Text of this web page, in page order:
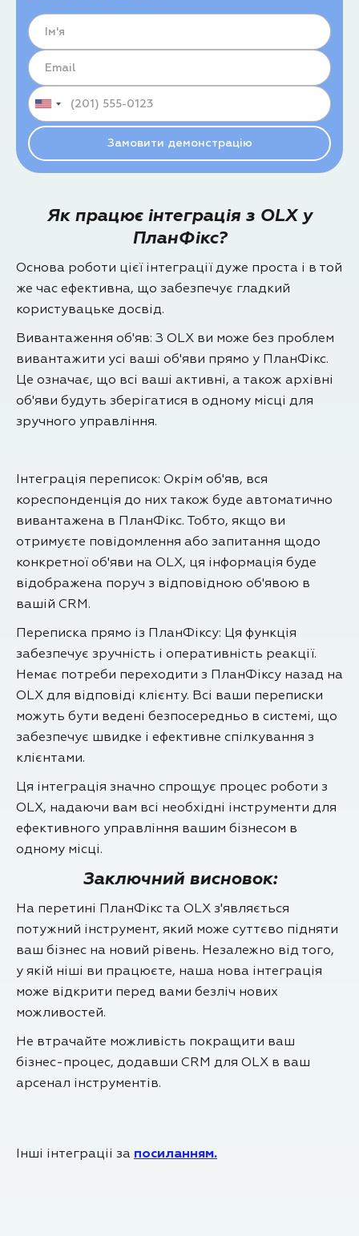
Як працює інтеграція з OLX у
ПланФікс?
Основа роботи цієї інтеграції дуже проста і в той
же час ефективна, що забезпечує гладкий
користувацьке досвід.
Вивантаження об'яв: З OLX ви може без проблем
вивантажити усі ваші об'яви прямо у ПланФікс.
Це означає, що всі ваші активні, а також архівні
об'яви будуть зберігатися в одному місці для
зручного управління.
Інтеграція переписок: Окрім об'яв, вся
кореспонденція до них також буде автоматично
вивантажена в ПланФікс. Тобто, якщо ви
отримуєте повідомлення або запитання щодо
конкретної об'яви на OLX, ця інформація буде
відображена поруч з відповідною об'явою в
вашій CRM.
Переписка прямо із ПланФіксу: Ця функція
забезпечує зручність і оперативність реакції.
Немає потреби переходити з ПланФіксу назад на
OLX для відповіді клієнту. Всі ваши переписки
можуть бути ведені безпосередньо в системі, що
забезпечує швидке і ефективне спілкування з
клієнтами.
Ця інтеграція значно спрощує процес роботи з
OLX, надаючи вам всі необхідні інструменти для
ефективного управління вашим бізнесом в
одному місці.
Заключний висновок:
На перетині ПланФікс та OLX з'являється
потужний інструмент, який може суттєво підняти
ваш бізнес на новий рівень. Незалежно від того,
у якій ніші ви працюєте, наша нова інтеграція
може відкрити перед вами безліч нових
можливостей.
Не втрачайте можливість покращити ваш
бізнес-процес, додавши CRM для OLX в ваш
арсенал інструментів.
Інші інтеграціі за посиланням.